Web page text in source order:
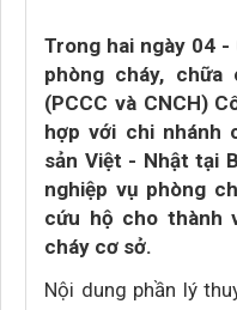
Trong hai ngày 04
phòng cháy,
(PCCC và CNCH)
hợp với chi nhánh
sản Việt - Nhật tại
nghiệp vụ phòng
cứu hộ cho thành
cháy cơ sở.
Nội dung phần lý